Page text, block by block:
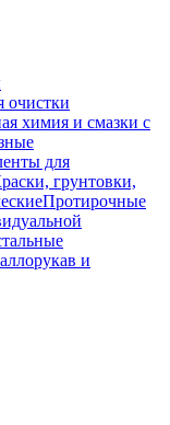
очистки
химия и смазки с
для
грунтовки,
Протирочные
и